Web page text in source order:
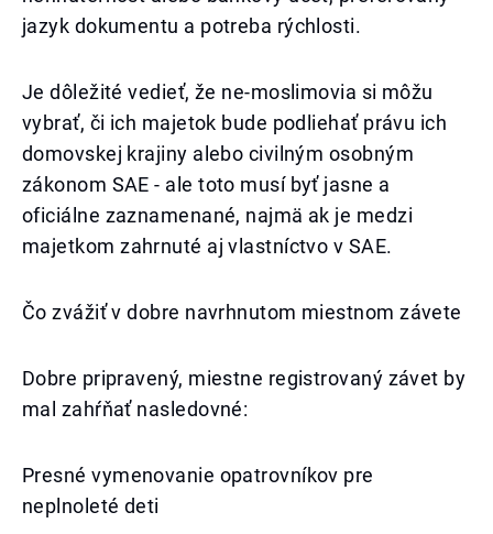
jazyk dokumentu a potreba rýchlosti.
Je dôležité vedieť, že ne-moslimovia si môžu
vybrať, či ich majetok bude podliehať právu ich
domovskej krajiny alebo civilným osobným
zákonom SAE - ale toto musí byť jasne a
oficiálne zaznamenané, najmä ak je medzi
majetkom zahrnuté aj vlastníctvo v SAE.
Čo zvážiť v dobre navrhnutom miestnom závete
Dobre pripravený, miestne registrovaný závet by
mal zahŕňať nasledovné:
Presné vymenovanie opatrovníkov pre
neplnoleté deti